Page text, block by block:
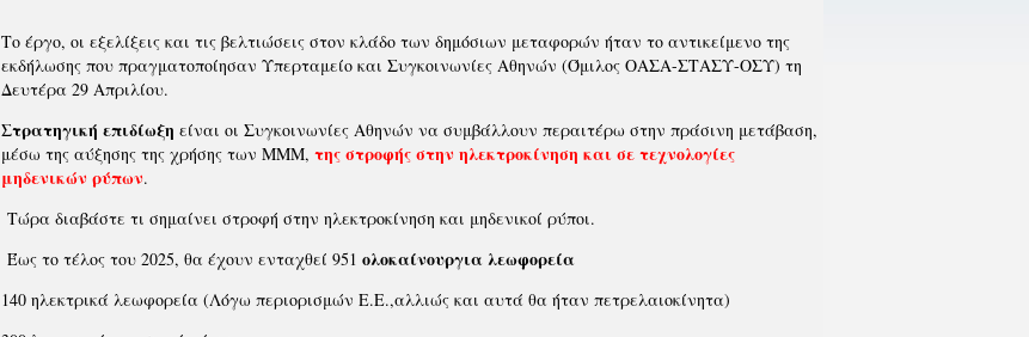
Το έργο, οι εξελίξεις και τις βελτιώσεις στον κλάδο των δημόσιων μεταφορών ήταν το αντικείμενο της
εκδήλωσης που πραγματοποίησαν Υπερταμείο και Συγκοινωνίες Αθηνών (Όμιλος ΟΑΣΑ-ΣΤΑΣΥ-ΟΣΥ) τη
Δευτέρα 29 Απριλίου.
Στρατηγική επιδίωξη είναι οι Συγκοινωνίες Αθηνών να συμβάλλουν περαιτέρω στην πράσινη μετάβαση,
μέσω της αύξησης της χρήσης των ΜΜΜ, της στροφής στην ηλεκτροκίνηση και σε τεχνολογίες
μηδενικών ρύπων.
Τώρα διαβάστε τι σημαίνει στροφή στην ηλεκτροκίνηση και μηδενικοί ρύποι.
Έως το τέλος του 2025, θα έχουν ενταχθεί 951 ολοκαίνουργια λεωφορεία
140 ηλεκτρικά λεωφορεία (Λόγω περιορισμών Ε.Ε.,αλλιώς και αυτά θα ήταν πετρελαιοκίνητα)